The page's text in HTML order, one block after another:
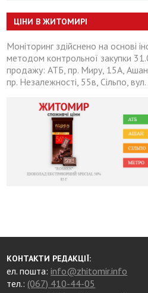
ЦІНИ В ЖИТОМИРІ
Моніторинг здійснено на основі
методом контрольної закупки
продажу: АТБ, пр. Миру, 15А,
пр. Незалежності, 55в, Сільпо,
КОНТАКТИ РЕДАКЦІЇ:
ел. пошта:info@zhitomir.info
тел.: (067) 410-44-05